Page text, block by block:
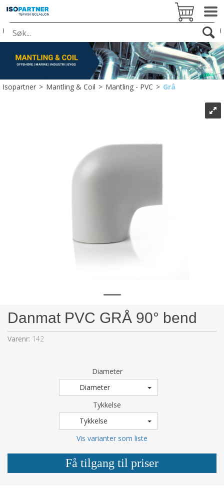
Isopartner>Mantling & Coil>Mantling - PVC>Grå
Danmat PVC GRÅ 90° bend
Varenr: 142
Diameter
Diameter
Tykkelse
Tykkelse
Vis varianter som liste
Få tilgang til priser